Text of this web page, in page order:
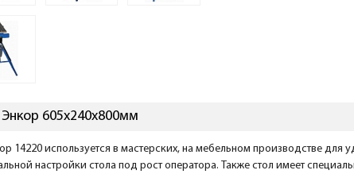
605х240х800мм
14220 используется в мастерских, на мебельном производстве
настройки стола под рост оператора. Также стол имеет